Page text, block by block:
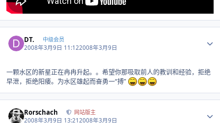
DT. 中级会员
2008年3月9日 11:122008年3月9日
一颗水区的新星正在冉冉升起。。希望你那吸取前人的教训和经验，拒绝
早泄，拒绝阳痿。为水区雄起而奋勇一“搏”
Rorschach 网站版主
2008年3月9日 13:212008年3月9日